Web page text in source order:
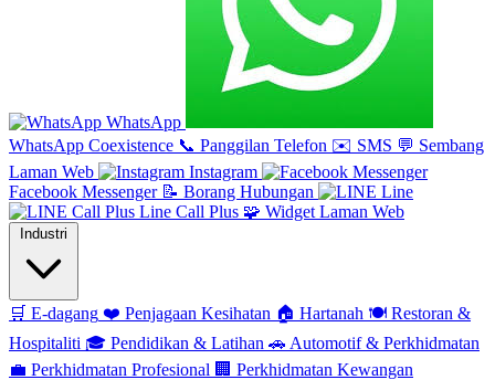
WhatsApp
WhatsApp Coexistence 📞 Panggilan Telefon ✉️ SMS 💬 Sembang
Laman Web
Instagram
Facebook Messenger 📝 Borang Hubungan
Line
Line Call Plus 🧩 Widget Laman Web
Industri
🛒 E-dagang ❤️ Penjagaan Kesihatan 🏠 Hartanah 🍽️ Restoran &
Hospitaliti 🎓 Pendidikan & Latihan 🚗 Automotif & Perkhidmatan
💼 Perkhidmatan Profesional 🏢 Perkhidmatan Kewangan